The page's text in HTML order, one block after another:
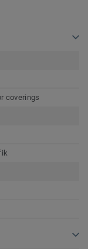
coverings